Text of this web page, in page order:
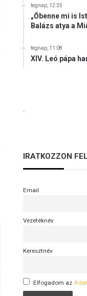
tegnap, 12:35
„Őbenne mi is
Balázs atya a
tegnap, 11:08
XIV. Leó pápa
.
IRATKOZZON
Email
Vezetéknév
Keresztnév
Elfogadom az